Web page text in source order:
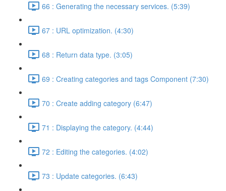
66 : Generating the necessary services. (5:39)
67 : URL optimization. (4:30)
68 : Return data type. (3:05)
69 : Creating categories and tags Component (7:30)
70 : Create adding category (6:47)
71 : Displaying the category. (4:44)
72 : Editing the categories. (4:02)
73 : Update categories. (6:43)